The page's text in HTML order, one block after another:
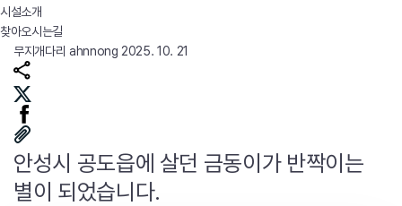
시설소개
찾아오시는길
무지개다리 ahnnong 2025. 10. 21
안성시 공도읍에 살던 금동이가 반짝이는
별이 되었습니다.